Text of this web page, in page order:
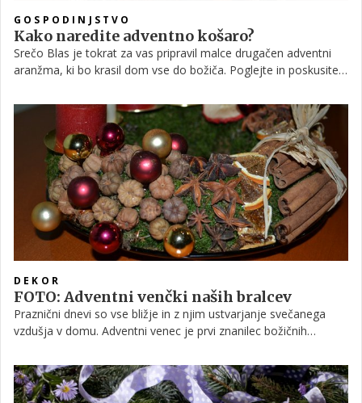
GOSPODINJSTVO
Kako naredite adventno košaro?
Srečo Blas je tokrat za vas pripravil malce drugačen adventni
aranžma, ki bo krasil dom vse do božiča. Poglejte in poskusite
DEKOR
FOTO: Adventni venčki naših bralcev
Praznični dnevi so vse bližje in z njim ustvarjanje svečanega
vzdušja v domu. Adventni venec je prvi znanilec božičnih
Facebook strani bralke in bralce pozvali, da z nami podelijo
fotografije svojih doma izdelanih venčkov.